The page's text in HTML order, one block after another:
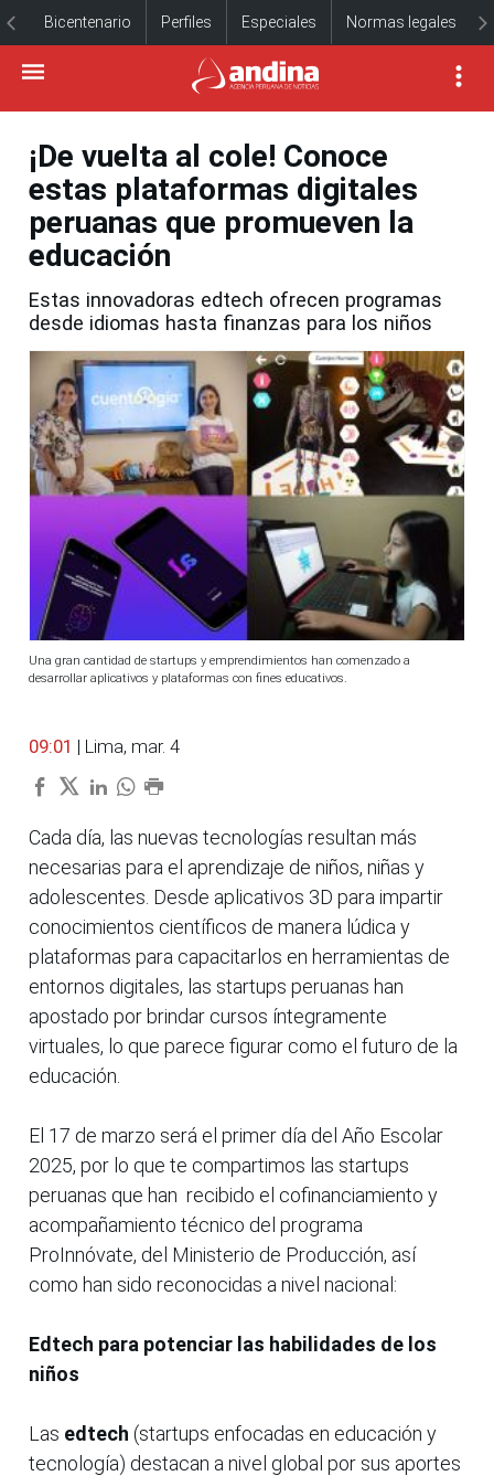
Bicentenario Perfiles Especiales Normas legales
¡De vuelta al cole! Conoce
estas plataformas digitales
peruanas que promueven la
educación
Estas innovadoras edtech ofrecen programas
desde idiomas hasta finanzas para los niños
Una gran cantidad de startups y emprendimientos han comenzado a
desarrollar aplicativos y plataformas con fines educativos.
09:01 | Lima, mar. 4
Cada día, las nuevas tecnologías resultan más
necesarias para el aprendizaje de niños, niñas y
adolescentes. Desde aplicativos 3D para impartir
conocimientos científicos de manera lúdica y
plataformas para capacitarlos en herramientas de
entornos digitales, las startups peruanas han
apostado por brindar cursos íntegramente
virtuales, lo que parece figurar como el futuro de la
educación.
El 17 de marzo será el primer día del Año Escolar
2025, por lo que te compartimos las startups
peruanas que han recibido el cofinanciamiento y
acompañamiento técnico del programa
ProInnóvate, del Ministerio de Producción, así
como han sido reconocidas a nivel nacional:
Edtech para potenciar las habilidades de los
niños
Las edtech (startups enfocadas en educación y
tecnología) destacan a nivel global por sus aportes